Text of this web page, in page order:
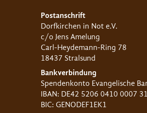
Postanschrift
Dorfkirchen in Not e.V.
c/o Jens Amelung
Carl-Heydemann-Ring 78
18437 Stralsund
Bankverbindung
Spendenkonto Evangelische
IBAN: DE42 5206 0410 0007
BIC: GENODEF1EK1